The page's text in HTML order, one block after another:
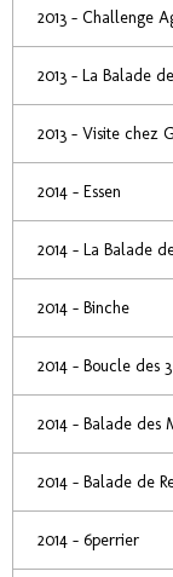
2013 - Challenge
2013 - La Balade
2013 - Visite chez
2014 - Essen
2014 - La Balade
2014 - Binche
2014 - Boucle des
2014 - Balade des
2014 - Balade de
2014 - 6perrier